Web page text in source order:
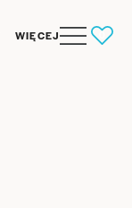
WIĘCEJ 0